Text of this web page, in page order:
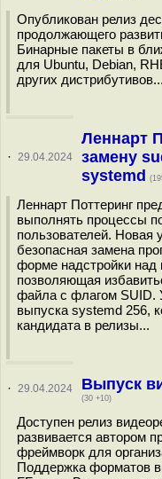
Опубликован релиз
продолжающего
Бинарные пакеты в
для Ubuntu, Debian,
других дистрибутивов...
· 29.04.2024
Леннарт
замену
systemd
Леннарт Поттеринг
выполнять процессы
пользователей. Новая
безопасная замена
форме надстройки
позволяющая
файла с флагом SUID.
выпуска systemd 256,
кандидата в релизы...
· 29.04.2024 Выпуск
(30 +10)
Доступен релиз
развивается автором
фреймворк для
Поддержка форматов